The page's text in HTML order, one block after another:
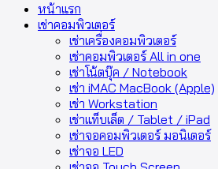
หน้าแรก
เช่าคอมพิวเตอร์
เช่าเครื่องคอมพิวเตอร์
เช่าคอมพิวเตอร์ All in one
เช่าโน้ตบุ๊ค / Notebook
เช่า iMAC MacBook (Apple)
เช่า Workstation
เช่าแท็บเล็ต / Tablet / iPad
เช่าจอคอมพิวเตอร์ มอนิเตอร์
เช่าจอ LED